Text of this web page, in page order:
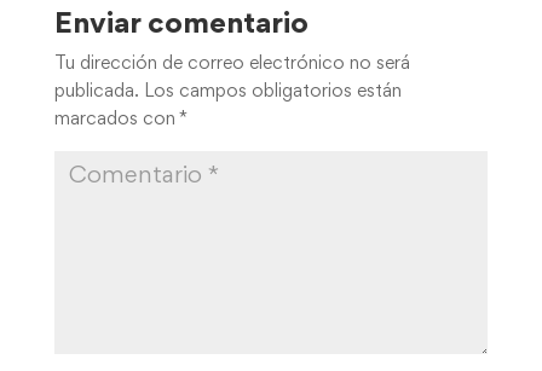
Enviar comentario
Tu dirección de correo electrónico no será
publicada. Los campos obligatorios están
marcados con *